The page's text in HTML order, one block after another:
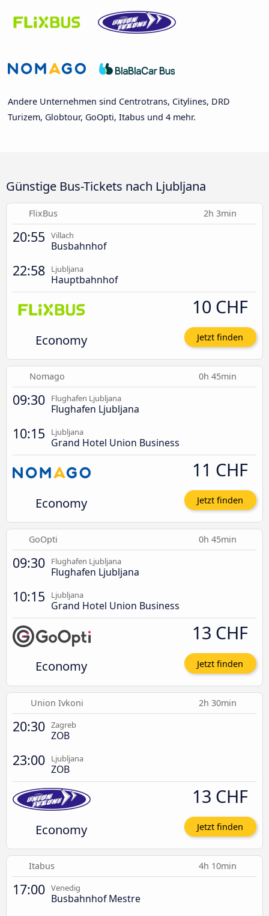
Andere Unternehmen sind Centrotrans, Citylines, DRD
Turizem, Globtour, GoOpti, Itabus und 4 mehr.
Günstige Bus-Tickets nach Ljubljana
FlixBus 2h 3min
20:55 Villach
Busbahnhof
22:58 Ljubljana
Hauptbahnhof
Economy
10 CHF
Jetzt finden
Nomago 0h 45min
09:30 Flughafen Ljubljana
Flughafen Ljubljana
10:15 Ljubljana
Grand Hotel Union Business
Economy
11 CHF
Jetzt finden
GoOpti 0h 45min
09:30 Flughafen Ljubljana
Flughafen Ljubljana
10:15 Ljubljana
Grand Hotel Union Business
Economy
13 CHF
Jetzt finden
Union Ivkoni 2h 30min
20:30 Zagreb
ZOB
23:00 Ljubljana
ZOB
Economy
13 CHF
Jetzt finden
Itabus 4h 10min
17:00 Venedig
Busbahnhof Mestre